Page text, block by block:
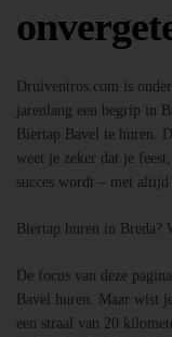
Druiventros.com is
jarenlang een begrip in
Biertap Bavel te huren.
weet je zeker dat je
succes wordt – met
Biertap huren in Breda?
De focus van deze
Bavel huren. Maar wist
een straal van 20